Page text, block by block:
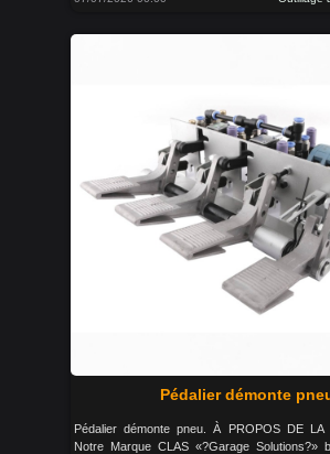
Pédalier démonte
Pédalier démonte pneu. À PROPOS DE LA
Notre Marque CLAS «?Garage Solutions?»